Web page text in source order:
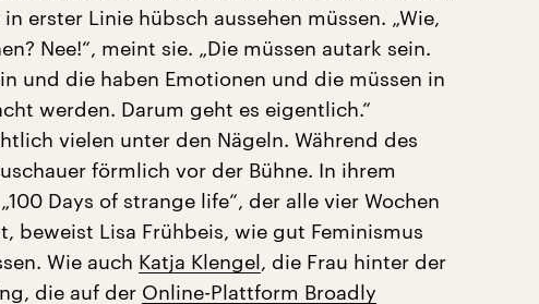
erster Linie hübsch aussehen müssen. „Wie,
Nee!“, meint sie. „Die müssen autark sein.
und die haben Emotionen und die müssen in
werden. Darum geht es eigentlich.“
vielen unter den Nägeln. Während des
förmlich vor der Bühne. In ihrem
Days of strange life“, der alle vier Wochen
beweist Lisa Frühbeis, wie gut Feminismus
Wie auch Katja Klengel, die Frau hinter der
die auf der Online-Plattform Broadly